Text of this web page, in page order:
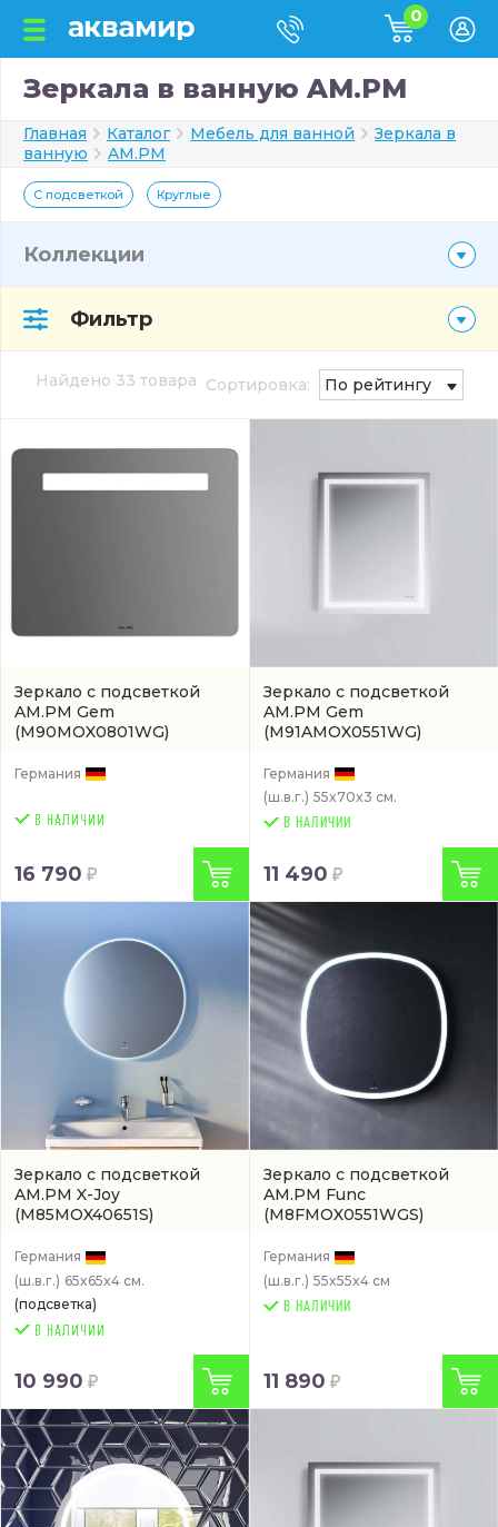
0
Зеркала в ванную AM.PM
Главная Каталог Мебель для ванной
Зеркала в
ванную
AM.PM
С подсветкой Круглые
Коллекции
Фильтр
Найдено 33 товара Сортировка: По рейтингу
Зеркало с подсветкой
AM.PM Gem
(M90MOX0801WG)
Германия
16 790
Зеркало с подсветкой
AM.PM Gem
(M91AMOX0551WG)
Германия
(ш.в.г.) 55x70x3 см.
В НАЛИЧИИ
11 490
Зеркало с подсветкой
AM.PM X-Joy
(M85MOX40651S)
Германия
(ш.в.г.) 65x65x4 см.
(подсветка)
10 990
Зеркало с подсветкой
AM.PM Func
(M8FMOX0551WGS)
Германия
(ш.в.г.) 55x55x4 см
В НАЛИЧИИ
11 890